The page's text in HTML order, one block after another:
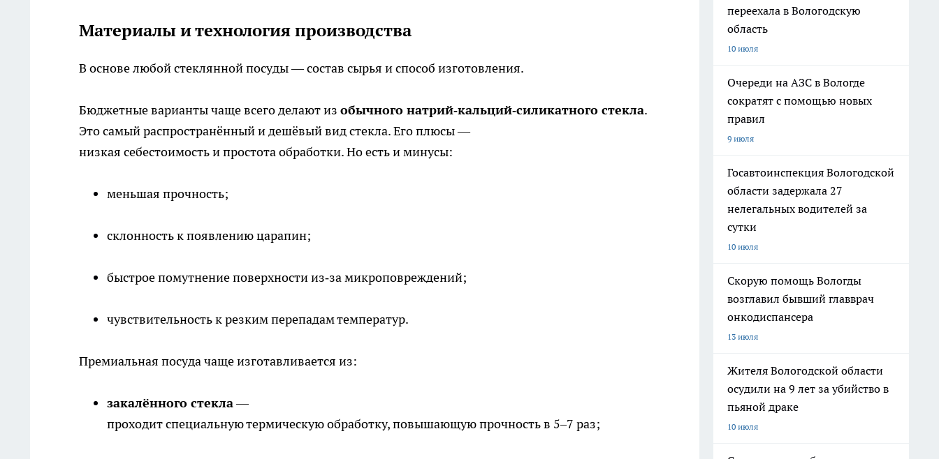
Материалы и технология производства
В основе любой стеклянной посуды — состав сырья и способ изготовления.
Бюджетные варианты чаще всего делают из обычного натрий‑кальций‑силикатного стекла.
Это самый распространённый и дешёвый вид стекла. Его плюсы —
низкая себестоимость и простота обработки. Но есть и минусы:
меньшая прочность;
склонность к появлению царапин;
быстрое помутнение поверхности из‑за микроповреждений;
чувствительность к резким перепадам температур.
Премиальная посуда чаще изготавливается из:
закалённого стекла—
проходит специальную термическую обработку, повышающую прочность в 5–7 раз;
переехала в Вологодскую
область
10 июля
Очереди на АЗС в Вологде
сократят с помощью новых
правил
9 июля
Госавтоинспекция Вологодской
области задержала 27
нелегальных водителей за
сутки
10 июля
Скорую помощь Вологды
возглавил бывший главврач
онкодиспансера
13 июля
Жителя Вологодской области
осудили на 9 лет за убийство в
пьяной драке
10 июля